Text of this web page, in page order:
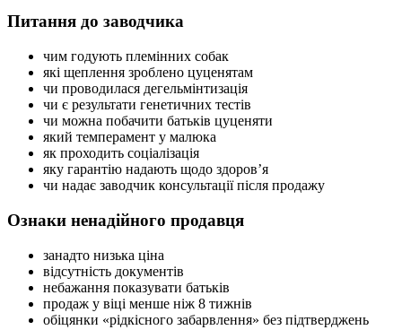
Питання до заводчика
чим годують племінних собак
які щеплення зроблено цуценятам
чи проводилася дегельмінтизація
чи є результати генетичних тестів
чи можна побачити батьків цуценяти
який темперамент у малюка
як проходить соціалізація
яку гарантію надають щодо здоров’я
чи надає заводчик консультації після продажу
Ознаки ненадійного продавця
занадто низька ціна
відсутність документів
небажання показувати батьків
продаж у віці менше ніж 8 тижнів
обіцянки «рідкісного забарвлення» без підтверджень